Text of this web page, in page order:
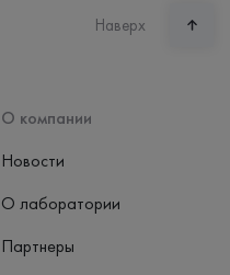
Наверх
О компании
Новости
О лаборатории
Партнеры